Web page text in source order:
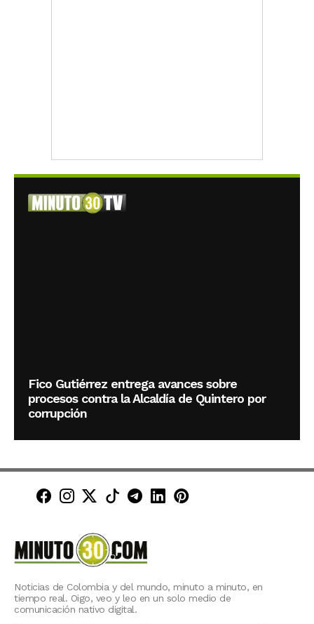
Fico Gutiérrez entrega avances sobre
procesos contra la Alcaldía de Quintero por
corrupción
Minuto30 en Facebook
Minuto30 en Instagram
Minuto30 en X (Twitter)
Minuto30 en TikTok
Canal de Minuto30 en
Minuto30 en LinkedIn
Minuto30 en
Noticias de Colombia y del mundo, minuto a minuto, en
tiempo real. Oigo, veo y leo en un solo medio de
comunicación nativo digital.